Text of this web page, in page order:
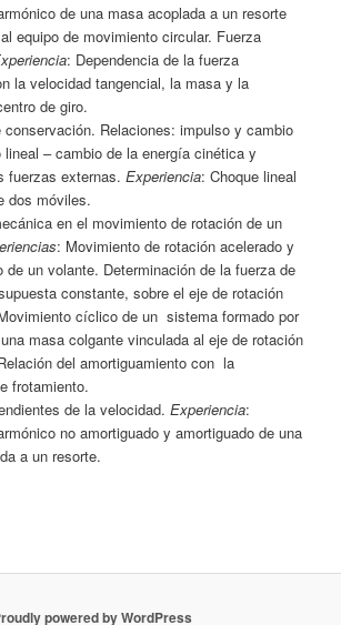
de una masa acoplada a un resorte
equipo de movimiento circular. Fuerza
: Dependencia de la fuerza
la velocidad tangencial, la masa y la
de giro.
conservación. Relaciones: impulso y cambio
lineal – cambio de la energía cinética y
fuerzas externas. Experiencia: Choque lineal
dos móviles.
en el movimiento de rotación de un
: Movimiento de rotación acelerado y
de un volante. Determinación de la fuerza de
constante, sobre el eje de rotación
cíclico de un sistema formado por
masa colgante vinculada al eje de rotación
del amortiguamiento con la
frotamiento.
de la velocidad. Experiencia:
no amortiguado y amortiguado de una
a un resorte.
powered by WordPress